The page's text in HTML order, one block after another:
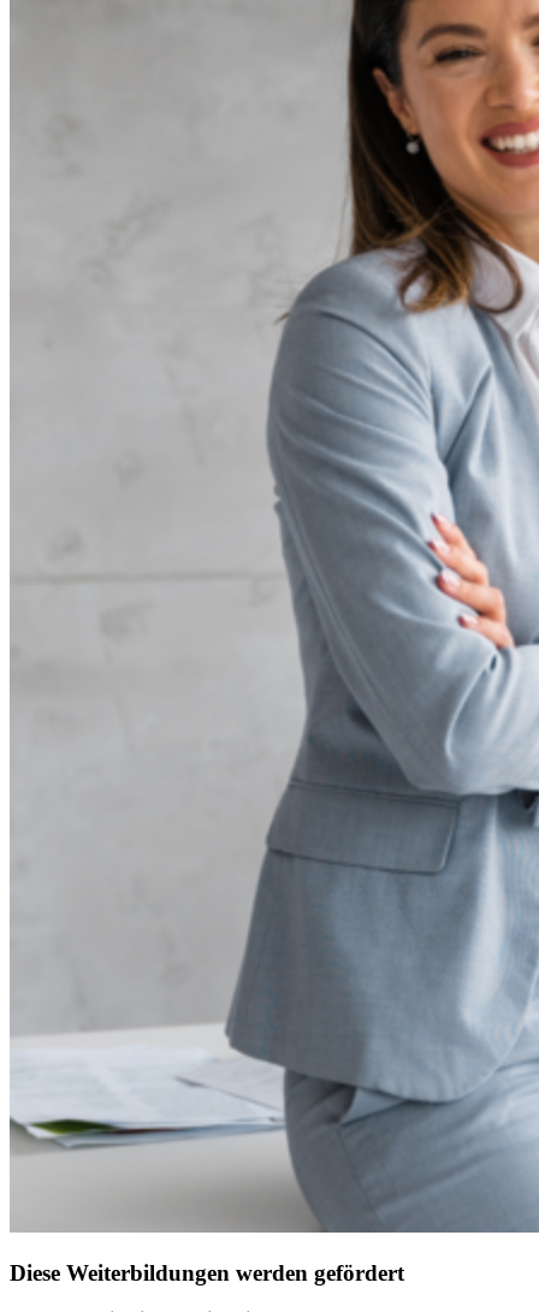
Diese Weiterbildungen werden gefördert